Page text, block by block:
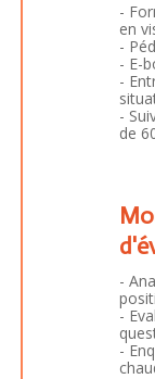
-
en
-
- E-
-
-
de
-
-
-